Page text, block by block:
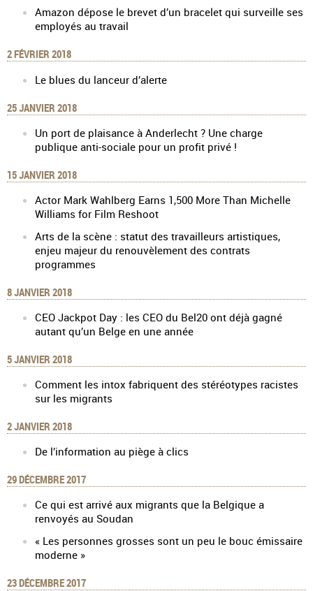
Amazon dépose le brevet d’un bracelet qui surveille ses
employés au travail
2 FÉVRIER 2018
Le blues du lanceur d’alerte
25 JANVIER 2018
Un port de plaisance à Anderlecht ? Une charge
publique anti-sociale pour un profit privé !
15 JANVIER 2018
Actor Mark Wahlberg Earns 1,500 More Than Michelle
Williams for Film Reshoot
Arts de la scène : statut des travailleurs artistiques,
enjeu majeur du renouvèlement des contrats
programmes
8 JANVIER 2018
CEO Jackpot Day : les CEO du Bel20 ont déjà gagné
autant qu’un Belge en une année
5 JANVIER 2018
Comment les intox fabriquent des stéréotypes racistes
sur les migrants
2 JANVIER 2018
De l’information au piège à clics
29 DÉCEMBRE 2017
Ce qui est arrivé aux migrants que la Belgique a
renvoyés au Soudan
« Les personnes grosses sont un peu le bouc émissaire
moderne »
23 DÉCEMBRE 2017